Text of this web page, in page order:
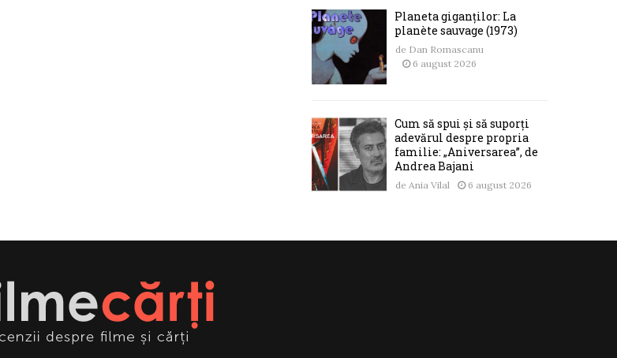
Planeta giganților: La
planète sauvage (1973)
de Dan Romascanu
6 august 2026
Cum să spui și să suporți
adevărul despre propria
familie: „Aniversarea”, de
Andrea Bajani
de Ania Vilal 6 august 2026